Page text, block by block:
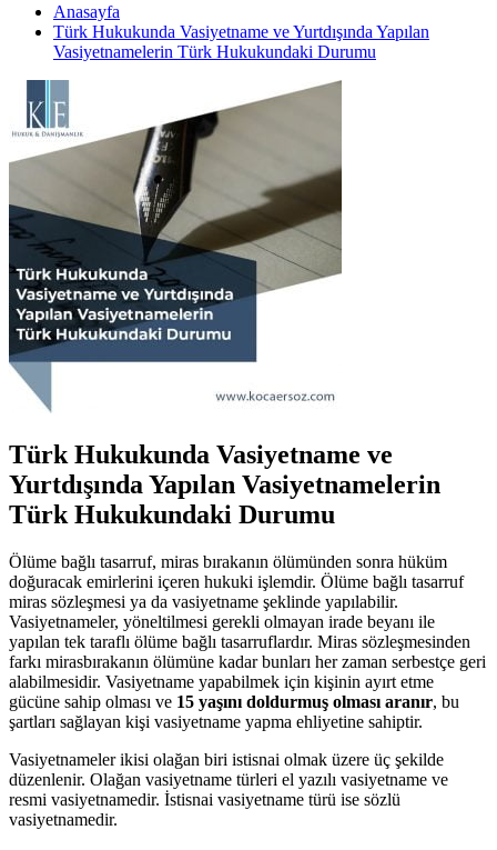
Anasayfa
Türk Hukukunda Vasiyetname ve Yurtdışında Yapılan
Vasiyetnamelerin Türk Hukukundaki Durumu
Türk Hukukunda Vasiyetname ve
Yurtdışında Yapılan Vasiyetnamelerin
Türk Hukukundaki Durumu
Ölüme bağlı tasarruf, miras bırakanın ölümünden sonra hüküm
doğuracak emirlerini içeren hukuki işlemdir. Ölüme bağlı tasarruf
miras sözleşmesi ya da vasiyetname şeklinde yapılabilir.
Vasiyetnameler, yöneltilmesi gerekli olmayan irade beyanı ile
yapılan tek taraflı ölüme bağlı tasarruflardır. Miras sözleşmesinden
farkı mirasbırakanın ölümüne kadar bunları her zaman serbestçe geri
alabilmesidir. Vasiyetname yapabilmek için kişinin ayırt etme
gücüne sahip olması ve 15 yaşını doldurmuş olması aranır, bu
şartları sağlayan kişi vasiyetname yapma ehliyetine sahiptir.
Vasiyetnameler ikisi olağan biri istisnai olmak üzere üç şekilde
düzenlenir. Olağan vasiyetname türleri el yazılı vasiyetname ve
resmi vasiyetnamedir. İstisnai vasiyetname türü ise sözlü
vasiyetnamedir.